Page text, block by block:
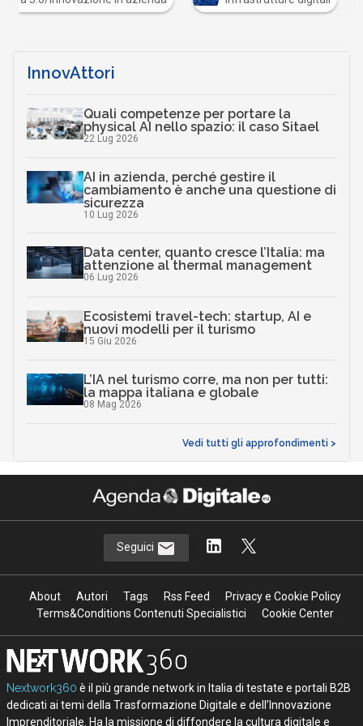
InnovAttori
Quali competenze per portare la
physical AI nello spazio: il caso Sitael
22 Lug 2026
AI in azienda, perché gestire il
cambiamento è anche una questione di
sicurezza
10 Lug 2026
Data center, quanto cresce l’Italia: ma
attenzione al thermal management
06 Lug 2026
Ecosistemi travel-tech: startup, AI e
nuovi modelli per il turismo
15 Giu 2026
L’IA nel turismo corre, ma non per tutti:
la mappa italiana e globale
08 Mag 2026
Vedi tutti gli approfondimenti >
Seguici
About Autori Tags Rss Feed
Privacy e Cookie Policy
Terms&Conditions Contenuti Specialistici
Cookie Center
Nextwork360 è il più grande network in Italia di testate e portali B2B
dedicati ai temi della Trasformazione Digitale e dell’Innovazione
Imprenditoriale. Ha la missione di diffondere la cultura digitale e